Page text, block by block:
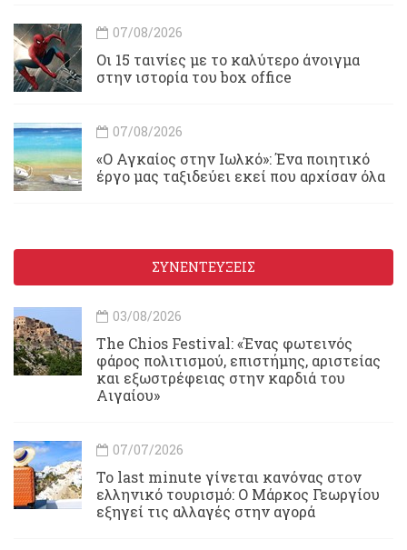
07/08/2026
Οι 15 ταινίες με το καλύτερο άνοιγμα
στην ιστορία του box office
07/08/2026
«Ο Αγκαίος στην Ιωλκό»: Ένα ποιητικό
έργο μας ταξιδεύει εκεί που αρχίσαν όλα
ΣΥΝΕΝΤΕΥΞΕΙΣ
03/08/2026
Τhe Chios Festival: «Ένας φωτεινός
φάρος πολιτισμού, επιστήμης, αριστείας
και εξωστρέφειας στην καρδιά του
Αιγαίου»
07/07/2026
Το last minute γίνεται κανόνας στον
ελληνικό τουρισμό: Ο Μάρκος Γεωργίου
εξηγεί τις αλλαγές στην αγορά